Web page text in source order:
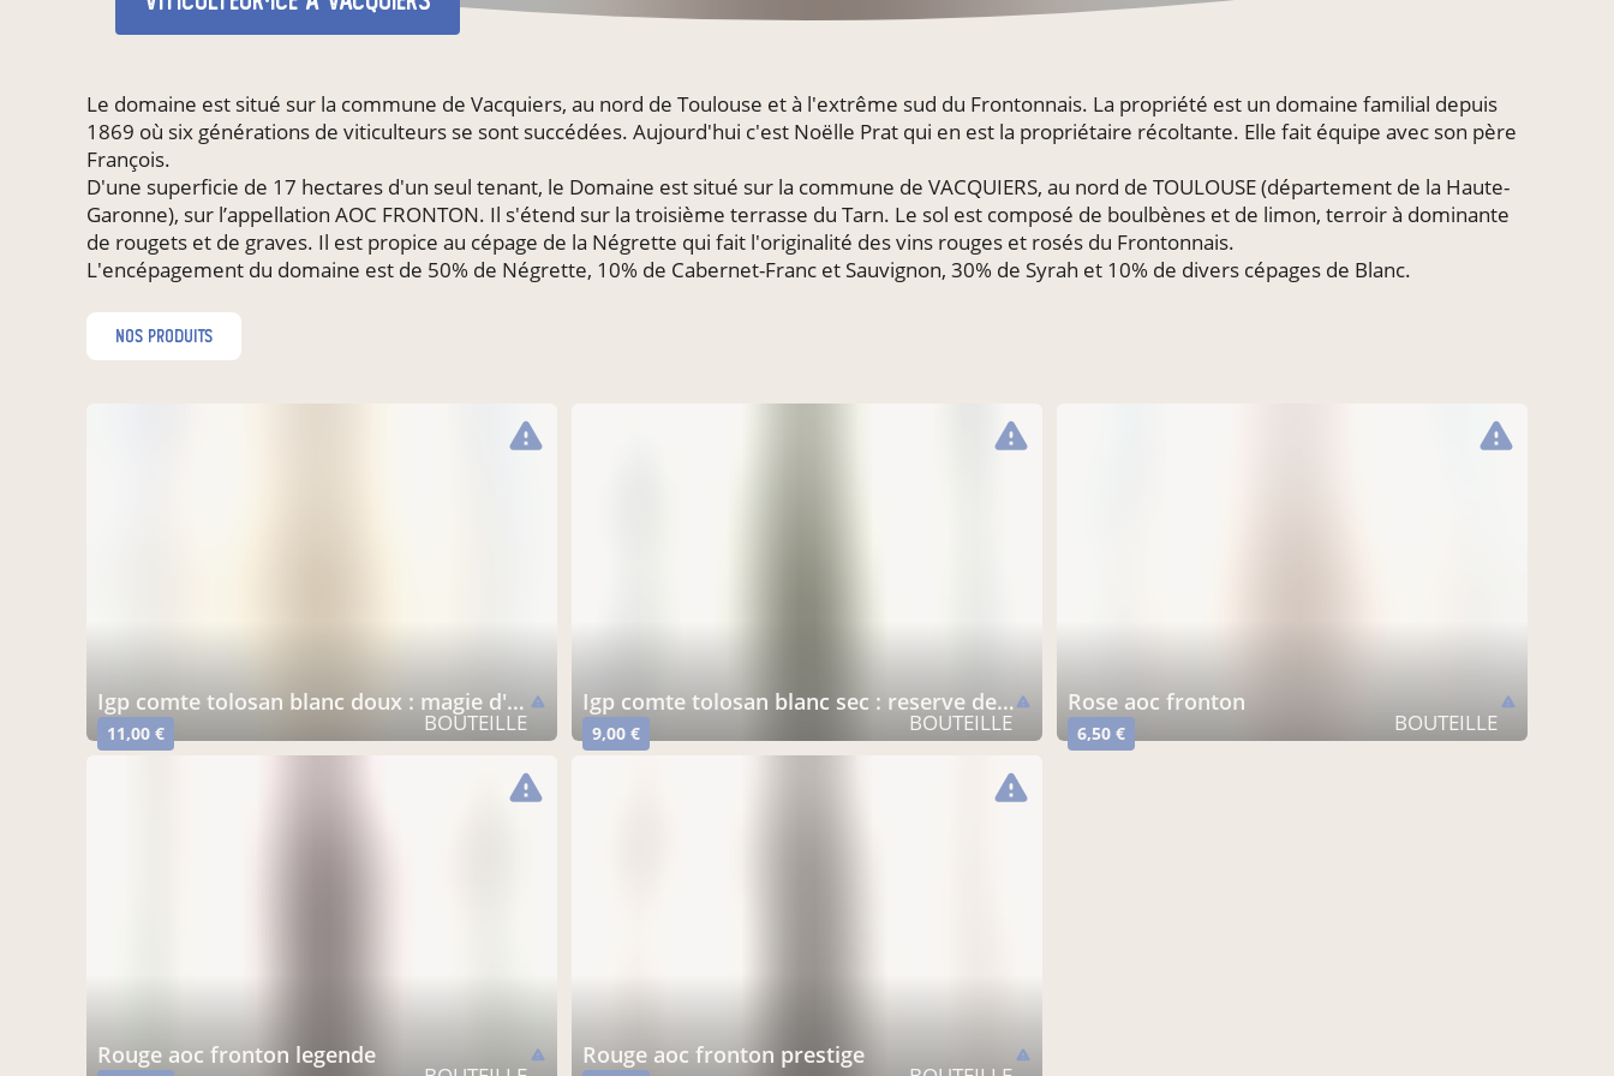
Le domaine est situé sur la commune de Vacquiers, au nord de Toulouse et à l'extrême sud du Frontonnais. La propriété est un domaine familial depuis
1869 où six générations de viticulteurs se sont succédées. Aujourd'hui c'est Noëlle Prat qui en est la propriétaire récoltante. Elle fait équipe avec son père
François.
D'une superficie de 17 hectares d'un seul tenant, le Domaine est situé sur la commune de VACQUIERS, au nord de TOULOUSE (département de la Haute-
Garonne), sur l’appellation AOC FRONTON. Il s'étend sur la troisième terrasse du Tarn. Le sol est composé de boulbènes et de limon, terroir à dominante
de rougets et de graves. Il est propice au cépage de la Négrette qui fait l'originalité des vins rouges et rosés du Frontonnais.
L'encépagement du domaine est de 50% de Négrette, 10% de Cabernet-Franc et Sauvignon, 30% de Syrah et 10% de divers cépages de Blanc.
nos produits
igp comte tolosan blanc doux : magie d'automne warning
11,00 € BOUTEILLE
warning
igp comte tolosan blanc sec : reserve de malo warning
9,00 € BOUTEILLE
warning
rose aoc fronton warning
6,50 € BOUTEILLE
warning
rouge aoc fronton legende warning
warning
rouge aoc fronton prestige warning
warning